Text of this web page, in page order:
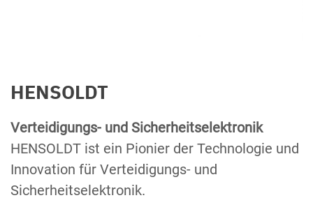
HENSOLDT
Verteidigungs- und Sicherheitselektronik
HENSOLDT ist ein Pionier der Technologie und
Innovation für Verteidigungs- und
Sicherheitselektronik.